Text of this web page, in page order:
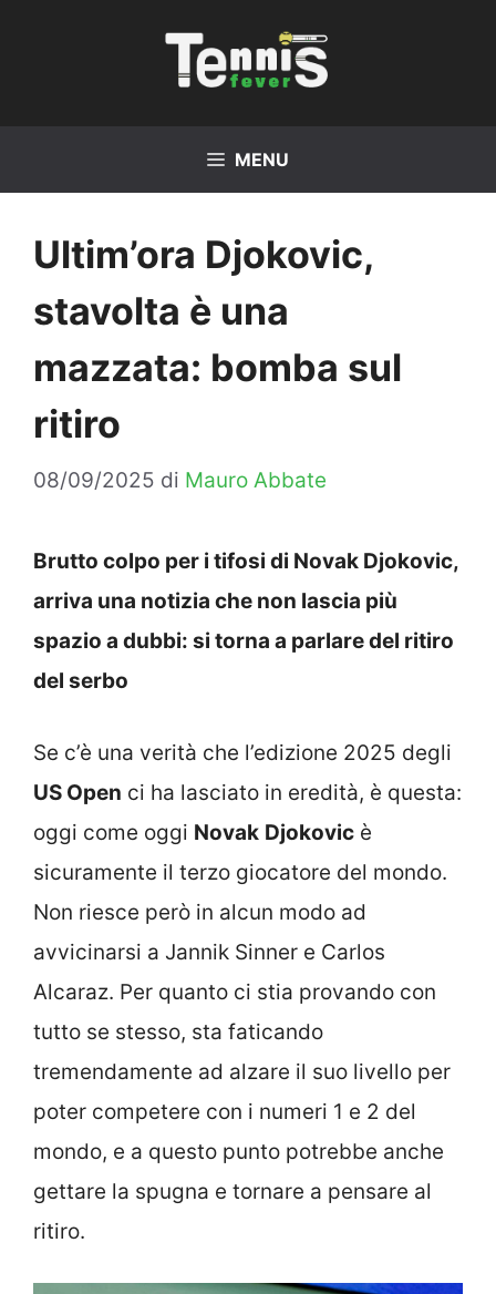
MENU
Ultim’ora Djokovic,
stavolta è una
mazzata: bomba sul
ritiro
08/09/2025 di Mauro Abbate
Brutto colpo per i tifosi di Novak Djokovic,
arriva una notizia che non lascia più
spazio a dubbi: si torna a parlare del ritiro
del serbo
Se c’è una verità che l’edizione 2025 degli
US Open ci ha lasciato in eredità, è questa:
oggi come oggi Novak Djokovic è
sicuramente il terzo giocatore del mondo.
Non riesce però in alcun modo ad
avvicinarsi a Jannik Sinner e Carlos
Alcaraz. Per quanto ci stia provando con
tutto se stesso, sta faticando
tremendamente ad alzare il suo livello per
poter competere con i numeri 1 e 2 del
mondo, e a questo punto potrebbe anche
gettare la spugna e tornare a pensare al
ritiro.